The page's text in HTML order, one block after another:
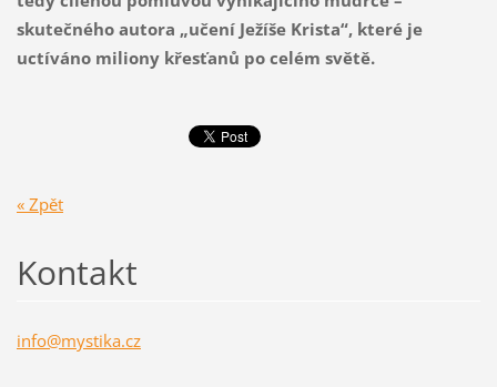
skutečného autora „učení Ježíše Krista“, které je
uctíváno miliony křesťanů po celém světě.
« Zpět
Kontakt
info@mystika.cz